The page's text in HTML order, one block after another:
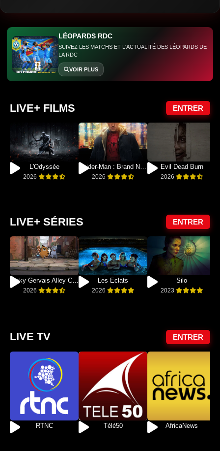
LÉOPARDS RDC
SUIVEZ LES MATCHS ET L'ACTUALITÉ DES LÉOPARDS DE
LA RDC
VOIR PLUS
LIVE+ FILMS ENTRER
L'Odyssée
2026
Spider-Man : Brand New Day
2026
Evil Dead Burn
2026
LIVE+ SÉRIES ENTRER
Ricky Gervais Alley Cats
2026
Les Éclats
2026
Silo
2023
LIVE TV ENTRER
RTNC Télé50 AfricaNews